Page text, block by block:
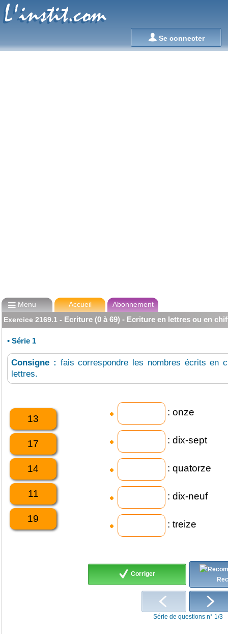
Se connecter
L'instit.com
L'instit.com
Menu Accueil
Abonnement
Exercice 2169.1 - Ecriture (0 à 69) - Ecriture en lettres ou en
• Série 1
Consigne : fais correspondre les nombres écrits en
lettres.
13
17
14
11
19
: onze
: dix-sept
: quatorze
: dix-neuf
: treize
Corriger
Série de questions n° 1/3